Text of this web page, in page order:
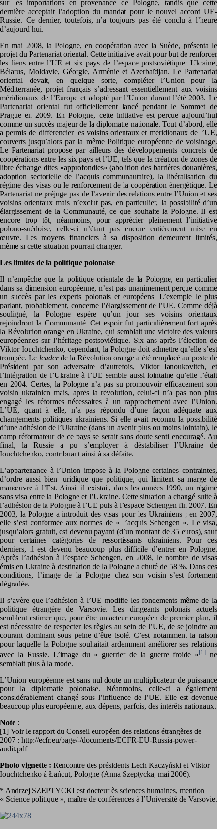
sur les importations en provenance de Pologne, tandis que cette
dernière acceptait l’adoption du mandat pour le nouvel accord UE-
Russie. Ce dernier, toutefois, n’a toujours pas été conclu à l’heure
d’aujourd’hui.
En mai 2008, la Pologne, en coopération avec la Suède, présenta le
projet du Partenariat oriental. Cette initiative avait pour but de renforcer
les liens entre l’UE et six pays de l’espace postsoviétique: Ukraine,
Bélarus, Moldavie, Géorgie, Arménie et Azerbaïdjan. Le Partenariat
oriental devait, en quelque sorte, compléter l’Union pour la
Méditerranée, projet français s’adressant essentiellement aux voisins
méridionaux de l’Europe et adopté par l’Union durant l’été 2008. Le
Partenariat oriental fut officiellement lancé pendant le Sommet de
Prague en 2009. En Pologne, cette initiative est perçue aujourd’hui
comme un succès majeur de la diplomatie nationale. Tout d’abord, elle
a permis de différencier les voisins orientaux et méridionaux de l’UE,
couverts jusqu’alors par la même Politique européenne de voisinage.
Le Partenariat propose par ailleurs des développements concrets de
coopérations entre les six pays et l’UE, tels que la création de zones de
libre échange dites «approfondies» (abolition des barrières douanières,
adoption sectorielle de l’acquis communautaire), la libéralisation du
régime des visas ou le renforcement de la coopération énergétique. Le
Partenariat ne préjuge pas de l’avenir des relations entre l’Union et ses
voisins orientaux mais n’exclut pas, en particulier, la possibilité d’un
élargissement de la Communauté, ce que souhaite la Pologne. Il est
encore trop tôt, néanmoins, pour apprécier pleinement l’initiative
polono-suédoise, celle-ci n’étant pas encore entièrement mise en
œuvre. Les moyens financiers à sa disposition demeurent limités,
même si cette situation pourrait changer.
Les limites de la politique polonaise
Il n’empêche que la politique orientale de la Pologne, en particulier
dans sa dimension européenne, n’est pas unanimement perçue comme
un succès par les experts polonais et européens. L’exemple le plus
parlant, probablement, concerne l’élargissement de l’UE. Comme déjà
souligné, la Pologne espère qu’un jour ses voisins orientaux
rejoindront la Communauté. Cet espoir fut particulièrement fort après
la Révolution orange en Ukraine, qui semblait une victoire des valeurs
européennes sur l’héritage postsoviétique. Six ans après l’élection de
Viktor Iouchtchenko, cependant, la Pologne doit admettre qu’elle s’est
trompée. Le leaderde la Révolution orange a été remplacé au poste de
Président par son adversaire d’autrefois, Viktor Ianoukovitch, et
l’intégration de l’Ukraine à l’UE semble aussi lointaine qu’elle l’était
en 2004. Certes, la Pologne n’a pas su promouvoir efficacement son
voisin ukrainien mais, après la révolution, celui-ci n’a pas non plus
engagé les réformes nécessaires à un rapprochement avec l’Union.
L’UE, quant à elle, n’a pas répondu d’une façon adéquate aux
changements politiques ukrainiens. Si elle avait reconnu la possibilité
d’une adhésion de l’Ukraine (dans un avenir plus ou moins lointain), le
camp réformateur de ce pays se serait sans doute senti encouragé. Au
final, la Russie a pu s’employer à déstabiliser l’Ukraine de
Iouchtchenko, contribuant ainsi à sa défaite.
L’appartenance à l’Union impose à la Pologne certaines contraintes,
d’ordre aussi bien juridique que politique, qui limitent sa marge de
manœuvre à l’Est. Ainsi, il existait, dans les années 1990, un régime
sans visa entre la Pologne et l’Ukraine. Cette situation a changé suite à
l’adhésion de la Pologne à l’UE puis à l’espace Schengen fin 2007. En
2003, la Pologne a introduit des visas pour les Ukrainiens ; en 2007,
elle s’est conformée aux normes de « l’acquis Schengen ». Le visa,
jusqu’alors gratuit, est devenu payant (d’un montant de 35 euros), sauf
pour certaines catégories de ressortissants ukrainiens. Pour ces
derniers, il est devenu beaucoup plus difficile d’entrer en Pologne.
Après l’adhésion à l’espace Schengen, en 2008, le nombre de visas
émis en Ukraine à destination de la Pologne a chuté de 58 %. Dans ces
conditions, l’image de la Pologne chez son voisin s’est fortement
dégradée.
Il s’avère que l’adhésion à l’UE modifie les fondements même de la
politique étrangère de Varsovie. Les dirigeants polonais actuels
semblent estimer que, pour être un acteur européen de premier plan, il
est nécessaire de respecter les règles au sein de l’UE, de se joindre au
courant dominant sous peine d’être isolé. C’est notamment la raison
pour laquelle la Pologne souhaitait ardemment améliorer ses relations
avec la Russie. L’image du « guerrier de la guerre froide »[1] ne
semblait plus à la mode.
L’Union européenne est sans nul doute un multiplicateur de puissance
pour la diplomatie polonaise. Néanmoins, celle-ci a également
considérablement changé sous l’influence de l’UE. Elle est devenue
beaucoup plus européenne, aux dépens, parfois, des intérêts nationaux.
Note :
[1] Voir le rapport du Conseil européen des relations étrangères de
2007 : http://ecfr.eu/page/-/documents/ECFR-EU-Russia-power-
audit.pdf
Photo vignette : Rencontre des présidents Lech Kaczyński et Viktor
Iouchtchenko à Łańcut, Pologne (Anna Szeptycka, mai 2006).
* Andrzej SZEPTYCKI est docteur ès sciences humaines, mention
« Science politique », maître de conférences à l’Université de Varsovie.